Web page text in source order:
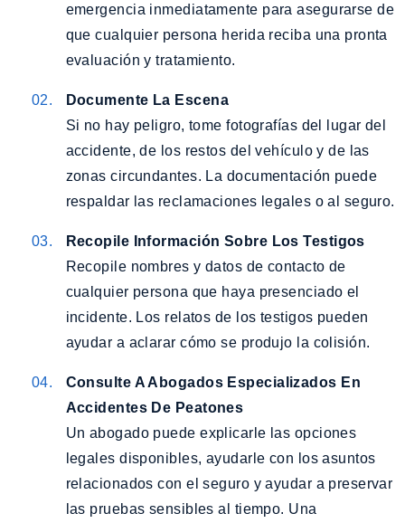
emergencia inmediatamente para asegurarse de
que cualquier persona herida reciba una pronta
evaluación y tratamiento.
Documente La Escena
Si no hay peligro, tome fotografías del lugar del
accidente, de los restos del vehículo y de las
zonas circundantes. La documentación puede
respaldar las reclamaciones legales o al seguro.
Recopile Información Sobre Los Testigos
Recopile nombres y datos de contacto de
cualquier persona que haya presenciado el
incidente. Los relatos de los testigos pueden
ayudar a aclarar cómo se produjo la colisión.
Consulte A Abogados Especializados En
Accidentes De Peatones
Un abogado puede explicarle las opciones
legales disponibles, ayudarle con los asuntos
relacionados con el seguro y ayudar a preservar
las pruebas sensibles al tiempo. Una